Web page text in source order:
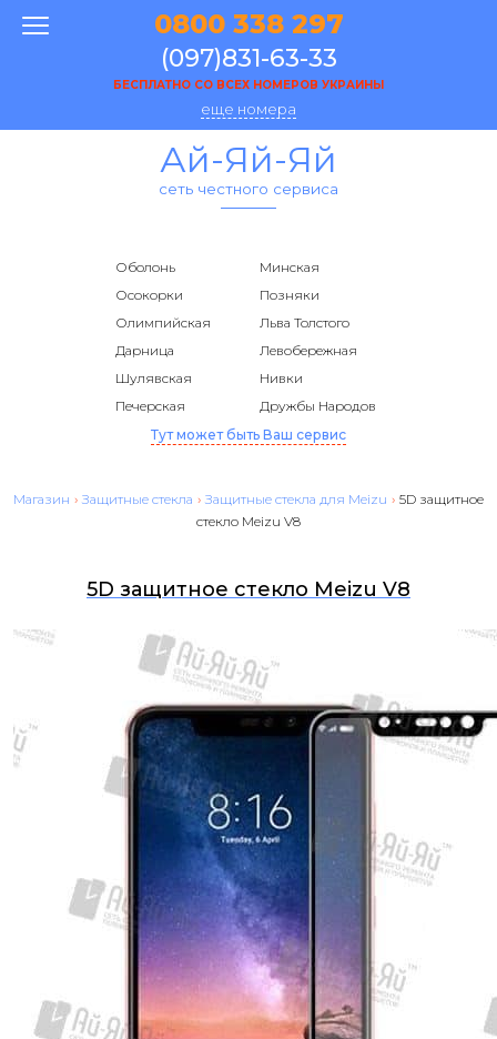
0800 338 297
(097)831-63-33
БЕСПЛАТНО СО ВСЕХ НОМЕРОВ УКРАИНЫ
еще номера
Ай-Яй-Яй
сеть честного сервиса
Оболонь
Минская
Осокорки
Позняки
Олимпийская
Льва Толстого
Дарница
Левобережная
Шулявская
Нивки
Печерская
Дружбы Народов
Тут может быть Ваш сервис
Магазин › Защитные стекла › Защитные стекла для Meizu › 5D защитное
стекло Meizu V8
5D защитное стекло Meizu V8